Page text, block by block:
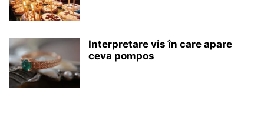
Interpretare vis în care apare
ceva pompos